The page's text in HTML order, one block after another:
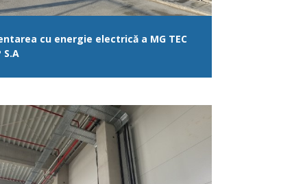
cu energie electrică a MG TEC
S.A